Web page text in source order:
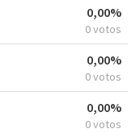
0,00%
0 votos
0,00%
0 votos
0,00%
0 votos